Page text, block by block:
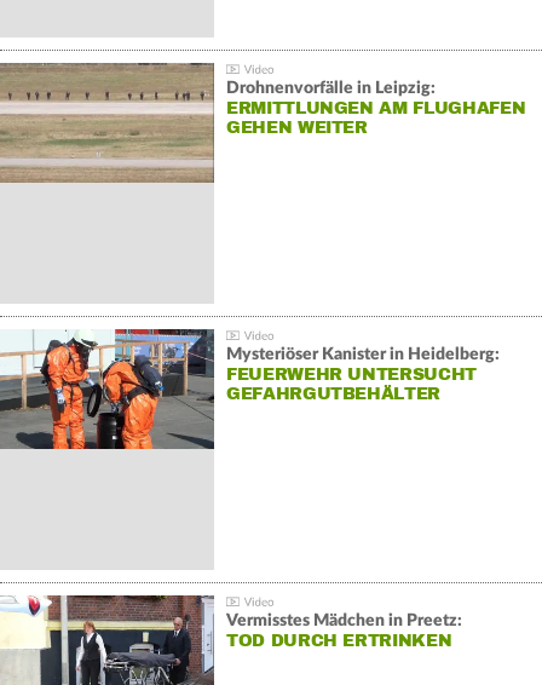
Drohnenvorfälle in Leipzig:
ERMITTLUNGEN AM FLUGHAFEN
GEHEN WEITER
Mysteriöser Kanister in Heidelberg:
FEUERWEHR UNTERSUCHT
GEFAHRGUTBEHÄLTER
Vermisstes Mädchen in Preetz:
TOD DURCH ERTRINKEN